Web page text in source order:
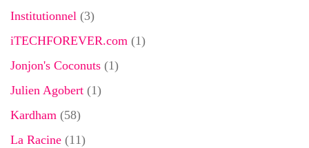
Institutionnel (3)
iTECHFOREVER.com (1)
Jonjon's Coconuts (1)
Julien Agobert (1)
Kardham (58)
La Racine (11)